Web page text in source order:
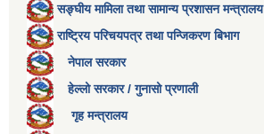
सङ्घीय मामिला तथा सामान्य प्रशासन मन्त्रालय
राष्ट्रिय परिचयपत्र तथा पन्जिकरण बिभाग
नेपाल सरकार
हेल्लो सरकार / गुनासो प्रणाली
गृह मन्त्रालय